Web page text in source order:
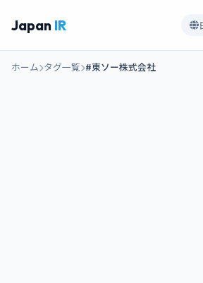
Japan IR
ホーム タグ一覧 #東ソー株式会社